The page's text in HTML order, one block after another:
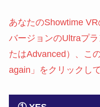
あなたのShowtime
バージョンのUltraプ
たはAdvanced）、こ
again」をクリックし